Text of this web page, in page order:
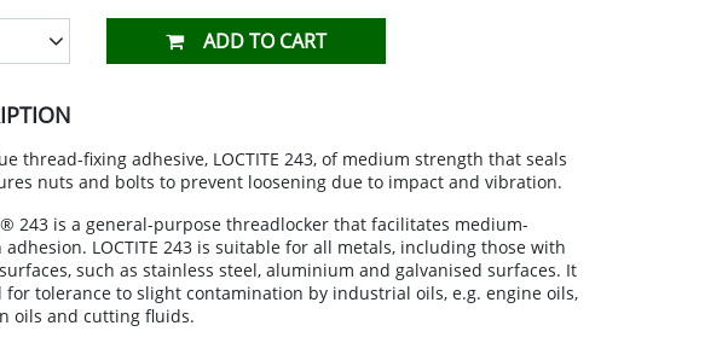
Y GUIRNALDAS
FOTOS
Y DECORATIVO
Y PARAGÜEROS
Y BURLETES
PLAGUICIDAS Y ANTIHIERBAS
POOL
ITEMS
AND SAFES
DE CONTENCIÓN
VENTILACIÓN
PELLET STOVES
ACRÍLICOS
ACRÍLICOS DIRECTO ÓXIDO
SINTÉTICOS
Y REPARADORES
PAREDES Y TECHOS
ADD TO CART
thread-fixing adhesive, LOCTITE 243, of medium strength that seals
nuts and bolts to prevent loosening due to impact and vibration.
243 is a general-purpose threadlocker that facilitates medium-
LOCTITE 243 is suitable for all metals, including those with
such as stainless steel, aluminium and galvanised surfaces. It
for tolerance to slight contamination by industrial oils, e.g. engine oils,
oils and cutting fluids.